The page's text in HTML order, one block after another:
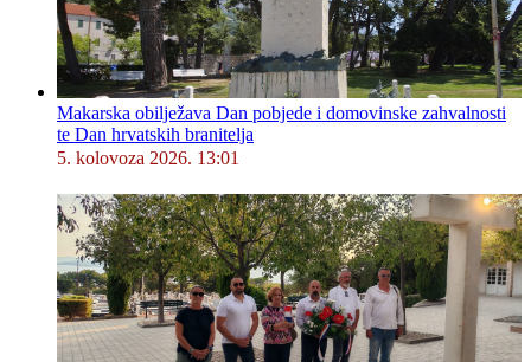
Makarska obilježava Dan pobjede i domovinske zahvalnosti
te Dan hrvatskih branitelja
5. kolovoza 2026. 13:01